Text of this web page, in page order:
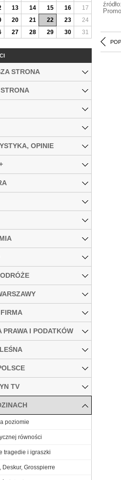
13 14 15 16
17
20 21 22 23
24
27 28 29 30 31
STRONA
OPINIE
PRAWA I PODATKÓW
TV
poziomie
równości
tragedie i igraszki
Deskur, Grosspierre